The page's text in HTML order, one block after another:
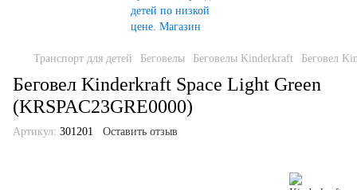
Транспорт для детей Беговелы Беговелы Kinderkraft Беговел
Беговел Kinderkraft Space Light Green
(KRSPAC23GRE0000)
Артикул: 301201 Оставить отзыв